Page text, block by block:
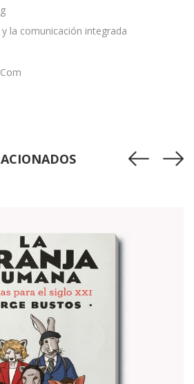
la comunicación integrada